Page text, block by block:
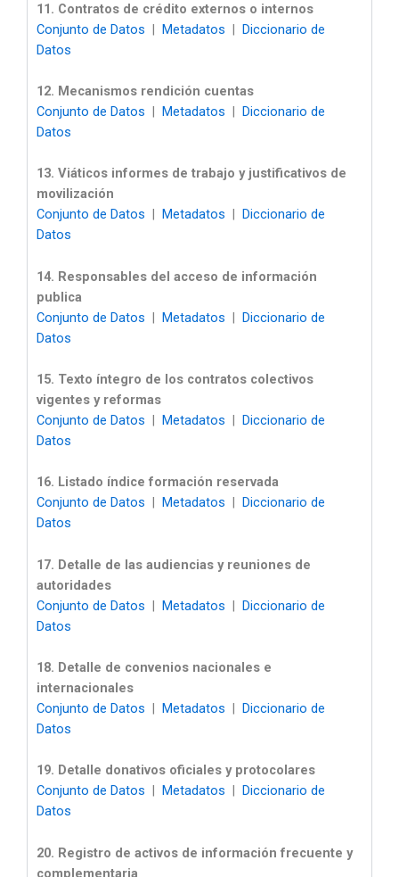
11. Contratos de crédito externos o internos
Conjunto de Datos | Metadatos | Diccionario de
Datos
12. Mecanismos rendición cuentas
Conjunto de Datos | Metadatos | Diccionario de
Datos
13. Viáticos informes de trabajo y justificativos de
movilización
Conjunto de Datos
Metadatos
Diccionario de
Datos
14. Responsables del acceso de información
publica
Conjunto de Datos | Metadatos | Diccionario de
Datos
15. Texto íntegro de los contratos colectivos
vigentes y reformas
Conjunto de Datos | Metadatos | Diccionario de
Datos
16. Listado índice formación reservada
Conjunto de Datos
Metadatos
Diccionario de
Datos
17. Detalle de las audiencias y reuniones de
autoridades
Conjunto de Datos | Metadatos | Diccionario de
Datos
18. Detalle de convenios nacionales e
internacionales
Conjunto de Datos | Metadatos | Diccionario de
Datos
19. Detalle donativos oficiales y protocolares
Conjunto de Datos
Metadatos
Diccionario de
Datos
20. Registro de activos de información frecuente y
complementaria